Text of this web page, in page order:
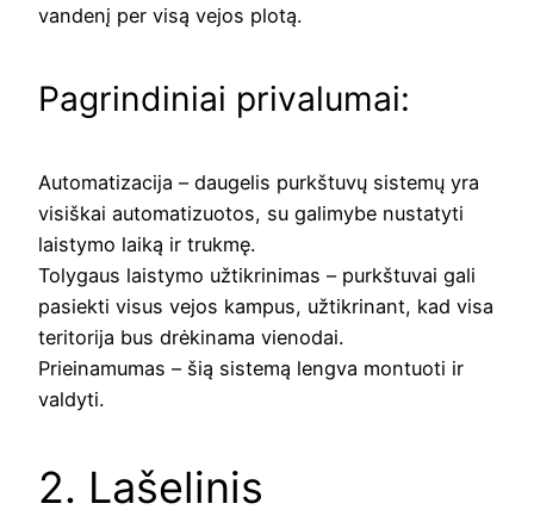
vandenį per visą vejos plotą.
Pagrindiniai privalumai:
Automatizacija – daugelis purkštuvų sistemų yra
visiškai automatizuotos, su galimybe nustatyti
laistymo laiką ir trukmę.
Tolygaus laistymo užtikrinimas – purkštuvai gali
pasiekti visus vejos kampus, užtikrinant, kad visa
teritorija bus drėkinama vienodai.
Prieinamumas – šią sistemą lengva montuoti ir
valdyti.
2. Lašelinis